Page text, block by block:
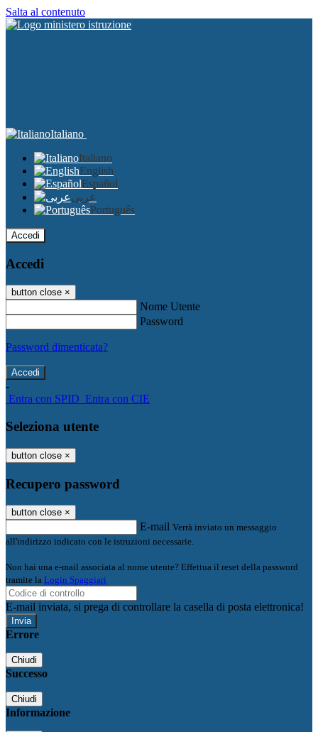
Salta al contenuto
Italiano
Italiano
English
Español
عربى
Português
Accedi
Accedi
button close ×
Nome Utente
Password
Password dimenticata?
-
Entra con SPID Entra con CIE
Seleziona utente
button close ×
Recupero password
button close ×
E-mail Verrà inviato un messaggio
all'indirizzo indicato con le istruzioni necessarie.
Non hai una e-mail associata al nome utente? Effettua il reset della password
tramite la Login Spaggiari
E-mail inviata, si prega di controllare la casella di posta elettronica!
Errore
Chiudi
Successo
Chiudi
Informazione